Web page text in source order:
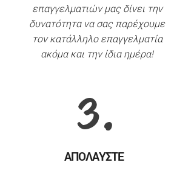
επαγγελματιών μας δίνει την
δυνατότητα να σας παρέχουμε
τον κατάλληλο επαγγελματία
ακόμα και την ίδια ημέρα!
3.
ΑΠΟΛΑΥΣΤΕ